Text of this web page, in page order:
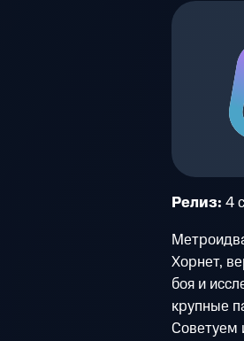
Релиз: 4
Хорнет,
боя и
крупные
Советуем